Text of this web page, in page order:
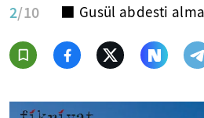
2/10 ⬛ Gusül abdesti